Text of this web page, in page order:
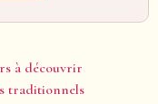
à découvrir
traditionnels